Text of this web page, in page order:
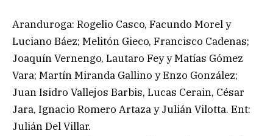
Aranduroga: Rogelio Casco, Facundo Morel y
Luciano Báez; Melitón Gieco, Francisco Cadenas;
Joaquín Vernengo, Lautaro Fey y Matías Gómez
Vara; Martín Miranda Gallino y Enzo González;
Juan Isidro Vallejos Barbis, Lucas Cerain, César
Jara, Ignacio Romero Artaza y Julián Vilotta. Ent:
Julián Del Villar.